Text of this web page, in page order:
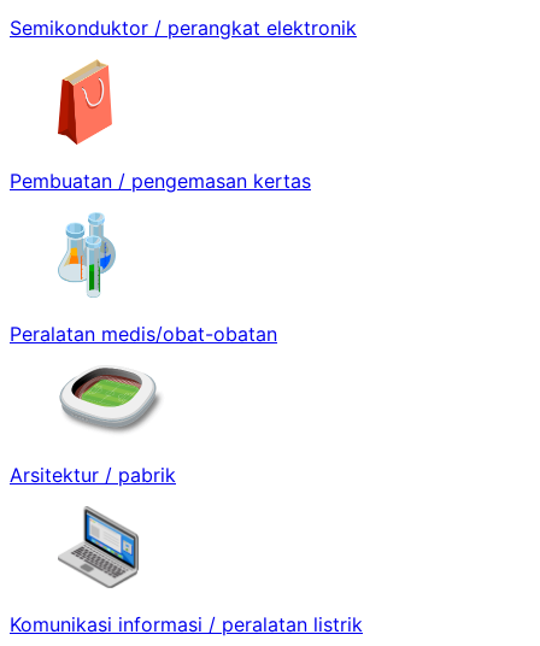
Semikonduktor / perangkat elektronik
Pembuatan / pengemasan kertas
Peralatan medis/obat-obatan
Arsitektur / pabrik
Komunikasi informasi / peralatan listrik